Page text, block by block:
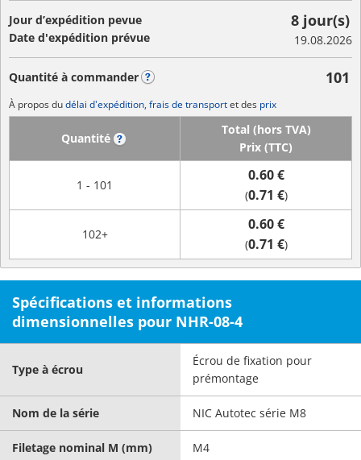
Jour d’expédition pevue
Date d'expédition prévue
8 jour(s)
19.08.2026
Quantité à commander 101
À propos dudélai d'expédition, frais de transportet des prix
Quantité
Total (hors TVA)
Prix (TTC)
1 - 101
0.60 €
(0.71 €)
102+
0.60 €
(0.71 €)
Spécifications et informations
dimensionnelles pour NHR-08-4
Type à écrou
Écrou de fixation pour
prémontage
Nom de la série NIC Autotec série M8
Filetage nominal M (mm) M4